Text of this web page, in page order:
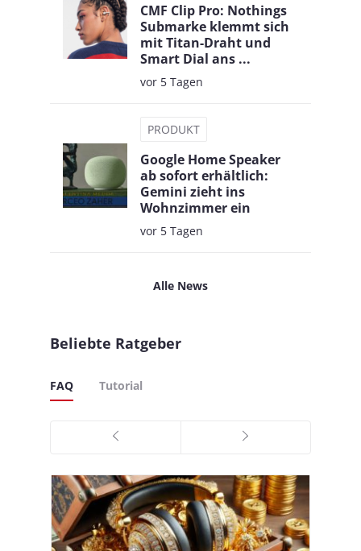
CMF Clip Pro: Nothings
Submarke klemmt sich
mit Titan-Draht und
Smart Dial ans ...
vor 5 Tagen
PRODUKT
Google Home Speaker
ab sofort erhältlich:
Gemini zieht ins
Wohnzimmer ein
vor 5 Tagen
Alle News
Beliebte Ratgeber
FAQ Tutorial